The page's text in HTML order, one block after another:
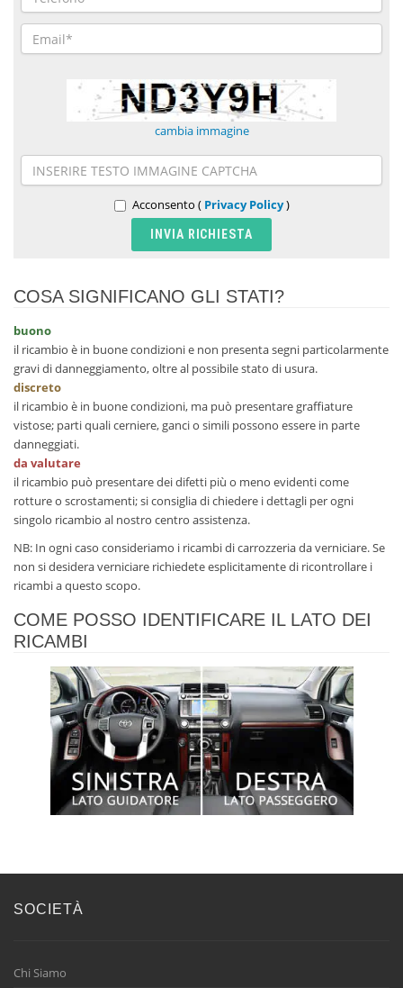
cambia immagine
Acconsento ( Privacy Policy)
COSA SIGNIFICANO GLI STATI?
buono
il ricambio è in buone condizioni e non presenta segni particolarmente
gravi di danneggiamento, oltre al possibile stato di usura.
discreto
il ricambio è in buone condizioni, ma può presentare graffiature
vistose; parti quali cerniere, ganci o simili possono essere in parte
danneggiati.
da valutare
il ricambio può presentare dei difetti più o meno evidenti come
rotture o scrostamenti; si consiglia di chiedere i dettagli per ogni
singolo ricambio al nostro centro assistenza.
NB: In ogni caso consideriamo i ricambi di carrozzeria da verniciare. Se
non si desidera verniciare richiedete esplicitamente di ricontrollare i
ricambi a questo scopo.
COME POSSO IDENTIFICARE IL LATO DEI
RICAMBI
SOCIETÀ
Chi Siamo